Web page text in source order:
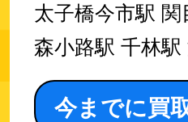
太子橋今市駅
森小路駅 千林
今までに買